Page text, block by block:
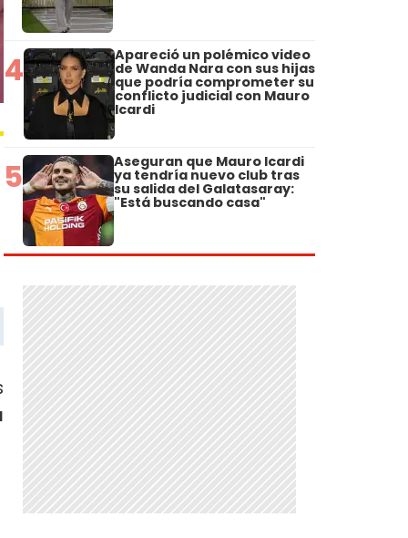
4 Apareció un polémico video
de Wanda Nara con sus hijas
que podría comprometer su
conflicto judicial con Mauro
Icardi
5 Aseguran que Mauro Icardi
ya tendría nuevo club tras
su salida del Galatasaray:
"Está buscando casa"